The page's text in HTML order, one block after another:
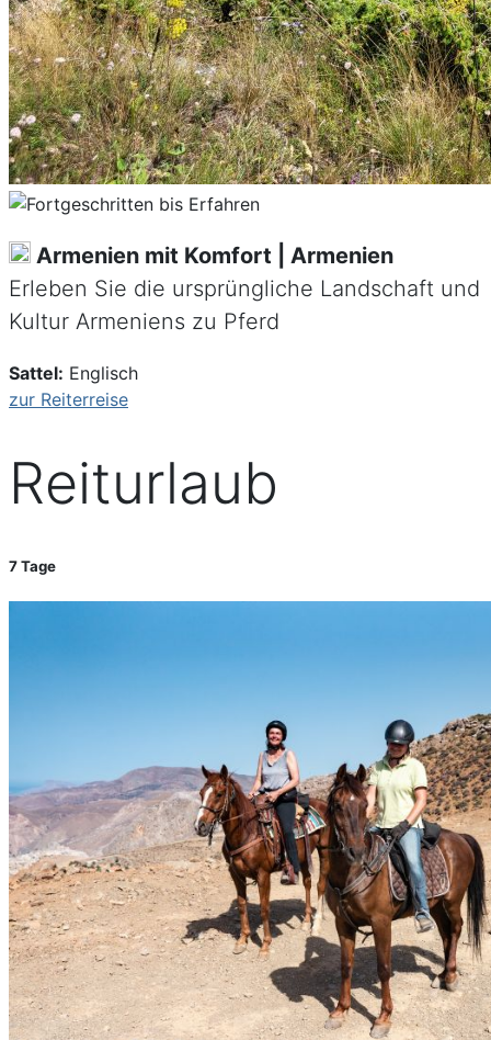
Armenien mit Komfort | Armenien
Erleben Sie die ursprüngliche Landschaft und
Kultur Armeniens zu Pferd
Sattel: Englisch
zur Reiterreise
Reiturlaub
7 Tage